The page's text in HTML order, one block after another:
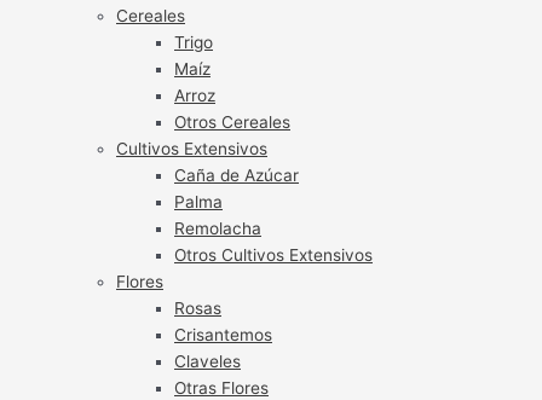
Cereales
Trigo
Maíz
Arroz
Otros Cereales
Cultivos Extensivos
Caña de Azúcar
Palma
Remolacha
Otros Cultivos Extensivos
Flores
Rosas
Crisantemos
Claveles
Otras Flores